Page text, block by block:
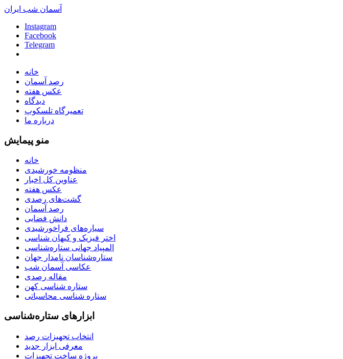
آسمان شب ایران
Instagram
Facebook
Telegram
خانه
رصد آسمان
عکس هفته
دیدگاه
تعمیرگاه تلسکوپ
درباره ما
منو پیمایش
خانه
منظومه خورشیدی
عناوین کل اخبار
عکس هفته
گشت‌های رصدی
رصد آسمان
دانش فضایی
سیاره‌های فراخورشیدی
اختر فیزیک و کیهان شناسی
المپیاد جهانی ستاره‌شناسی
ستاره‌شناسان نامدار جهان
عکاسی آسمان شب
مقاله رصدی
ستاره شناسی کهن
ستاره شناسی محاسباتی
ابزارهای ستاره‌شناسی
انتخاب تجهیزات رصد
معرفی ابزار جدید
پروژه ساخت تجهیزات